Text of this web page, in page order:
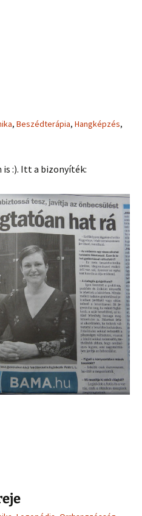
, Beszédterápia, Hangképzés,
:). Itt a bizonyíték: